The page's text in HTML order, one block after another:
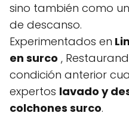
sino también como
de descanso.
Experimentados en
en surco ,
condición anterior
expertos lavado y
colchones surco.